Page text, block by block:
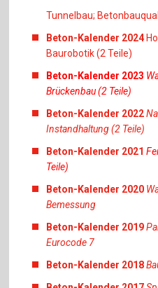
Tunnelbau;
Beton-Kalender 2024
Baurobotik (2 Teile)
Beton-Kalender 2023
Brückenbau (2 Teile)
Beton-Kalender 2022
Instandhaltung (2 Teile)
Beton-Kalender 2021
Teile)
Beton-Kalender 2020
Bemessung
Beton-Kalender 2019
Eurocode 7
Beton-Kalender 2018